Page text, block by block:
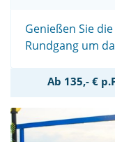
Genießen Sie
Rundgang um
Ab 135,- €